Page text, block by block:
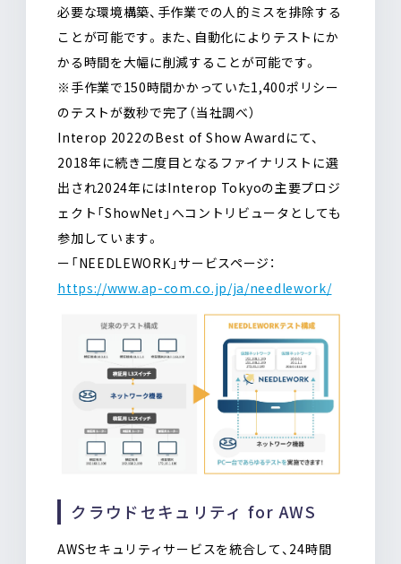
必要な環境構築、手作業での人的ミスを排除する
ことが可能です。また、自動化によりテストにか
かる時間を大幅に削減することが可能です。
※手作業で150時間かかっていた1,400ポリシー
のテストが数秒で完了（当社調べ）
Interop 2022のBest of Show Awardにて、
2018年に続き二度目となるファイナリストに選
出され2024年にはInterop Tokyoの主要プロジ
ェクト「ShowNet」へコントリビュータとしても
参加しています。
ー「NEEDLEWORK」サービスページ：
https://www.ap-com.co.jp/ja/needlework/
クラウドセキュリティ for AWS
AWSセキュリティサービスを統合して、24時間